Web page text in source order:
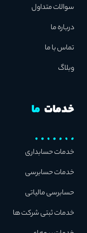
سوالات متداول
درباره ما
تماس با ما
وبلاگ
خدمات ما
خدمات حسابداری
خدمات حسابرسی
حسابرسی مالیاتی
خدمات ثبتی شرکت ها